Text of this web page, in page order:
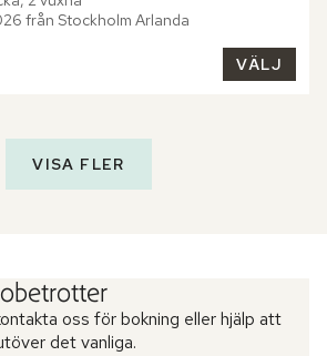
från Stockholm Arlanda
VÄLJ
VISA FLER
oss för bokning eller hjälp att
det vanliga.